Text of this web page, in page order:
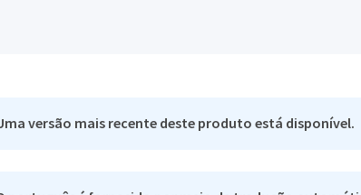
versão mais recente deste produto está disponível.